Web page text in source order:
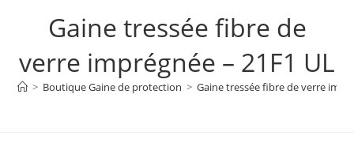
Gaine tressée fibre de
verre imprégnée – 21F1 UL
> Boutique Gaine de protection > Gaine tressée fibre de verre